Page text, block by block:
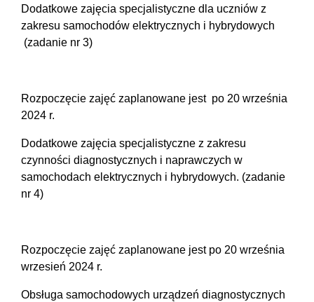
Dodatkowe zajęcia specjalistyczne dla uczniów z
zakresu samochodów elektrycznych i hybrydowych
(zadanie nr 3)
Rozpoczęcie zajęć zaplanowane jest po 20 września
2024 r.
Dodatkowe zajęcia specjalistyczne z zakresu
czynności diagnostycznych i naprawczych w
samochodach elektrycznych i hybrydowych. (zadanie
nr 4)
Rozpoczęcie zajęć zaplanowane jest po 20 września
wrzesień 2024 r.
Obsługa samochodowych urządzeń diagnostycznych